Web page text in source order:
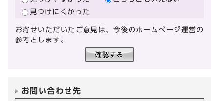
見つけにくかった
お寄せいただいたご意見は、今後のホームページ運営の
参考とします。
お問い合わせ先